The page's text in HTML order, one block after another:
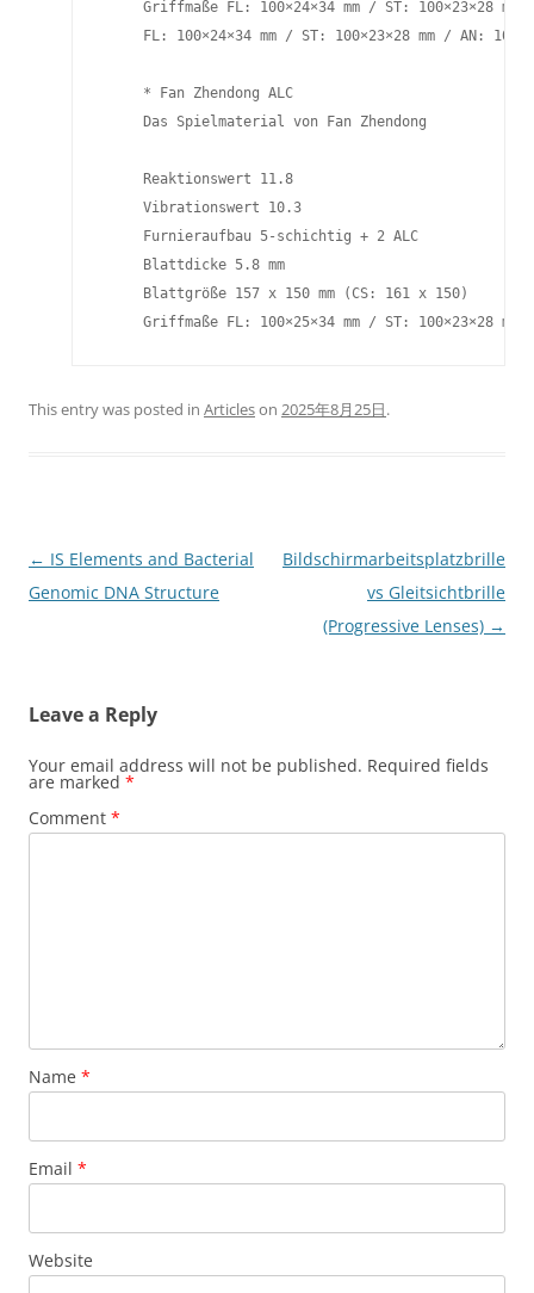
Griffmaße FL: 100×24×34 mm / ST: 100×23×28 mm
FL: 100×24×34 mm / ST: 100×23×28 mm / AN:
     * Fan Zhendong ALC
     Das Spielmaterial von Fan Zhendong
     Reaktionswert 11.8
     Vibrationswert 10.3
     Furnieraufbau 5-schichtig + 2 ALC
     Blattdicke 5.8 mm
     Blattgröße 157 x 150 mm (CS: 161 x 150)
Griffmaße FL: 100×25×34 mm / ST: 100×23×28 mm
This entry was posted in Articleson 2025年8月25日.
Post
navigation
← IS Elements and Bacterial
Genomic DNA Structure
Bildschirmarbeitsplatzbrille
vs Gleitsichtbrille
(Progressive Lenses) →
Leave a Reply
Your email address will not be published. Required fields
are marked *
Comment *
Name *
Email *
Website